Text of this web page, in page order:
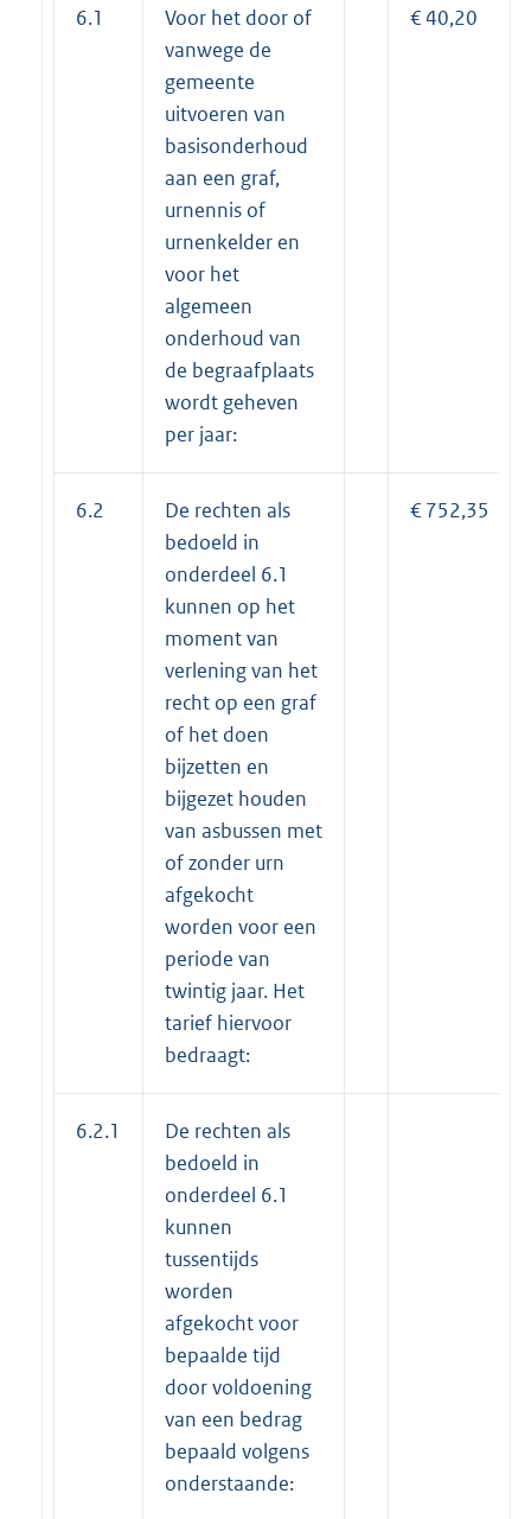
6.1
Voor het door of
vanwege de
gemeente
uitvoeren van
basisonderhoud
aan een graf,
urnennis of
urnenkelder en
voor het
algemeen
onderhoud van
de begraafplaats
wordt geheven
per jaar:
€ 40,20
6.2
De rechten als
bedoeld in
onderdeel 6.1
kunnen op het
moment van
verlening van het
recht op een graf
of het doen
bijzetten en
bijgezet houden
van asbussen met
of zonder urn
afgekocht
worden voor een
periode van
twintig jaar. Het
tarief hiervoor
bedraagt:
€ 752,35
6.2.1
De rechten als
bedoeld in
onderdeel 6.1
kunnen
tussentijds
worden
afgekocht voor
bepaalde tijd
door voldoening
van een bedrag
bepaald volgens
onderstaande: